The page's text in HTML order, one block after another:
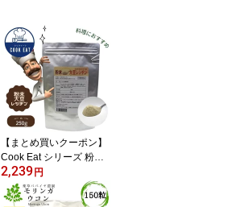
【まとめ買いクーポン】
Cook Eat シリーズ 粉末
大豆レシチン 250g クッ
クイート レシピ 【10％
対象】
2,239円